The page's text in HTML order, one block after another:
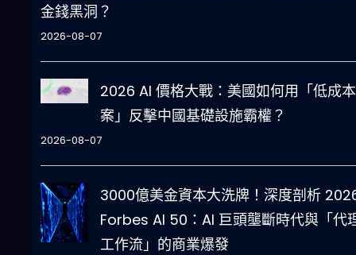
金錢黑洞？
2026-08-07
2026 AI 價格大戰：美國如何用「低成
案」反擊中國基礎設施霸權？
2026-08-07
3000億美金資本大洗牌！深度剖析
Forbes AI 50：AI 巨頭壟斷時代與「代
工作流」的商業爆發